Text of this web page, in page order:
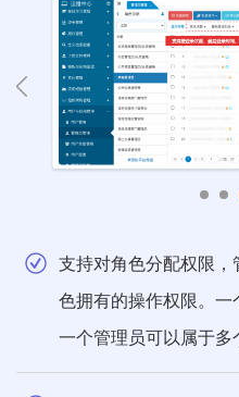
支持对角色分配权限，
色拥有的操作权限。一
一个管理员可以属于多